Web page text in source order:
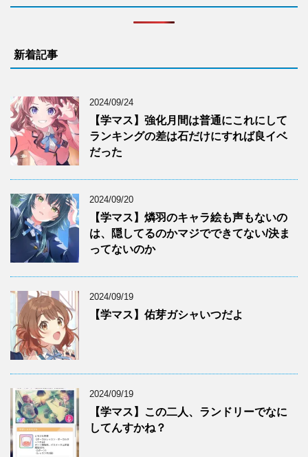
新着記事
2024/09/24
【学マス】強化月間は普通にこれにして
ランキングの差は石だけにすれば良イベ
だった
2024/09/20
【学マス】燐羽のキャラ絵も声もないの
は、隠してるのかマジでできてない/決ま
ってないのか
2024/09/19
【学マス】佑芽ガシャいつだよ
2024/09/19
【学マス】この二人、ランドリーでなに
してんすかね？